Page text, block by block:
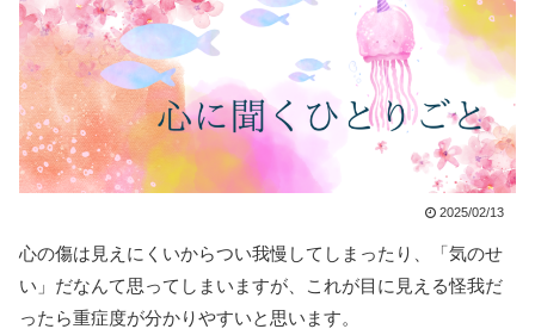
2025/02/13
心の傷は見えにくいからつい我慢してしまったり、「気のせ
い」だなんて思ってしまいますが、これが目に見える怪我だ
ったら重症度が分かりやすいと思います。